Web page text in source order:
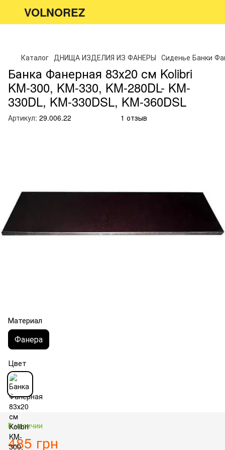
VOLNOREZ
Каталог ДНИЩА ИЗДЕЛИЯ ИЗ ФАНЕРЫ Сиденье Банки
Банка Фанерная 83х20 см Kolibri
KM-300, KM-330, KM-280DL- KM-
330DL, KM-330DSL, KM-360DSL
Артикул: 29.006.22 1 отзыв
Материал
Фанера
Цвет
В наличии
485 грн